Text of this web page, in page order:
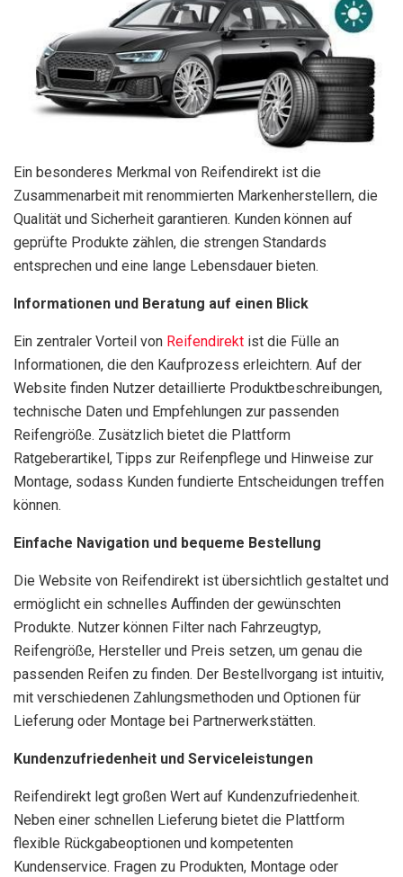
Ein besonderes Merkmal von Reifendirekt ist die
Zusammenarbeit mit renommierten Markenherstellern, die
Qualität und Sicherheit garantieren. Kunden können auf
geprüfte Produkte zählen, die strengen Standards
entsprechen und eine lange Lebensdauer bieten.
Informationen und Beratung auf einen Blick
Ein zentraler Vorteil von Reifendirekt ist die Fülle an
Informationen, die den Kaufprozess erleichtern. Auf der
Website finden Nutzer detaillierte Produktbeschreibungen,
technische Daten und Empfehlungen zur passenden
Reifengröße. Zusätzlich bietet die Plattform
Ratgeberartikel, Tipps zur Reifenpflege und Hinweise zur
Montage, sodass Kunden fundierte Entscheidungen treffen
können.
Einfache Navigation und bequeme Bestellung
Die Website von Reifendirekt ist übersichtlich gestaltet und
ermöglicht ein schnelles Auffinden der gewünschten
Produkte. Nutzer können Filter nach Fahrzeugtyp,
Reifengröße, Hersteller und Preis setzen, um genau die
passenden Reifen zu finden. Der Bestellvorgang ist intuitiv,
mit verschiedenen Zahlungsmethoden und Optionen für
Lieferung oder Montage bei Partnerwerkstätten.
Kundenzufriedenheit und Serviceleistungen
Reifendirekt legt großen Wert auf Kundenzufriedenheit.
Neben einer schnellen Lieferung bietet die Plattform
flexible Rückgabeoptionen und kompetenten
Kundenservice. Fragen zu Produkten, Montage oder